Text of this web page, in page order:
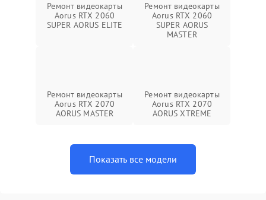
Ремонт видеокарты
Aorus RTX 2060
SUPER AORUS ELITE
Ремонт видеокарты
Aorus RTX 2060
SUPER AORUS
MASTER
Ремонт видеокарты
Aorus RTX 2070
AORUS MASTER
Ремонт видеокарты
Aorus RTX 2070
AORUS XTREME
Показать все модели